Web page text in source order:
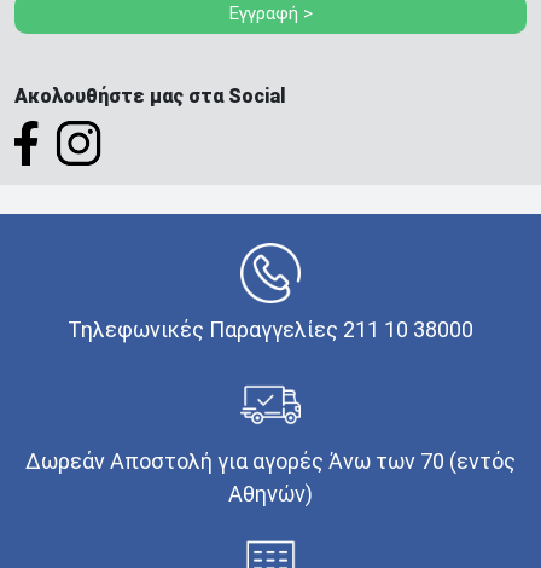
Εγγραφή >
Ακολουθήστε μας στα Social
Τηλεφωνικές Παραγγελίες 211 10 38000
Δωρεάν Αποστολή για αγορές Άνω των 70 (εντός
Αθηνών)